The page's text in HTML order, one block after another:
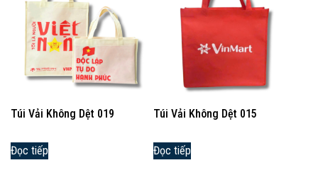
Túi Vải Không Dệt 019
Đọc tiếp
Túi Vải Không Dệt 015
Đọc tiếp